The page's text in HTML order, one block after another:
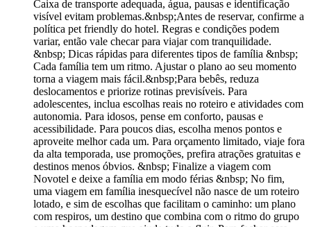
Caixa de transporte adequada, água, pausas e identificação
visível evitam problemas.&nbsp;Antes de reservar, confirme a
política pet friendly do hotel. Regras e condições podem
variar, então vale checar para viajar com tranquilidade.
&nbsp; Dicas rápidas para diferentes tipos de família &nbsp;
Cada família tem um ritmo. Ajustar o plano ao seu momento
torna a viagem mais fácil.&nbsp;Para bebês, reduza
deslocamentos e priorize rotinas previsíveis. Para
adolescentes, inclua escolhas reais no roteiro e atividades com
autonomia. Para idosos, pense em conforto, pausas e
acessibilidade. Para poucos dias, escolha menos pontos e
aproveite melhor cada um. Para orçamento limitado, viaje fora
da alta temporada, use promoções, prefira atrações gratuitas e
destinos menos óbvios. &nbsp; Finalize a viagem com
Novotel e deixe a família em modo férias &nbsp; No fim,
uma viagem em família inesquecível não nasce de um roteiro
lotado, e sim de escolhas que facilitam o caminho: um plano
com respiros, um destino que combina com o ritmo do grupo